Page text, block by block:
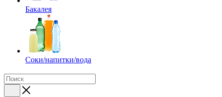
Бакалея
Соки/напитки/вода